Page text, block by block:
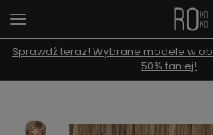
Sprawdź teraz! Wybrane modele w
50% taniej!